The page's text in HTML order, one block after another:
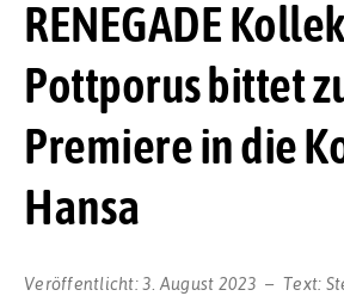
RENEGADE
Pottporus bittet
Premiere in die
Hansa
Veröffentlicht:3. August 2023 Text: